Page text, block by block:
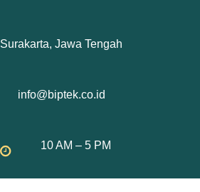
Surakarta, Jawa Tengah
info@biptek.co.id
10 AM – 5 PM